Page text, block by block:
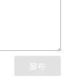
發布